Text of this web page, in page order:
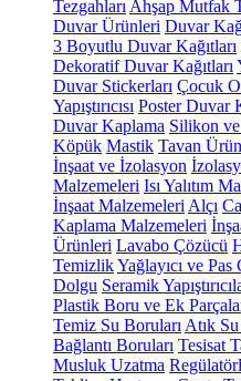
Tezgahları Ahşap Mutfak
Duvar Ürünleri Duvar
3 Boyutlu Duvar Kağıtları
Dekoratif Duvar Kağıtları
Duvar Stickerları Çocuk
Yapıştırıcısı Poster Duvar
Duvar Kaplama Silikon
Köpük Mastik Tavan
İnşaat ve İzolasyon
Malzemeleri Isı Yalıtım
İnşaat Malzemeleri Alçı
Kaplama Malzemeleri
Ürünleri Lavabo Çözücü
TemizlikYağlayıcı ve Pas
Dolgu Seramik
Plastik Boru ve Ek
Temiz Su Boruları Atık
Bağlantı Boruları Tesisat
Musluk Uzatma